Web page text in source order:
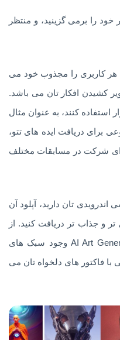
را برمی گزینید، و منتظر
کاربری را مجذوب خود می
کشیدن افکار تان می باشد.
استفاده کنند، به عنوان مثال
برای دریافت ایده های تتو،
شرکت در مسابقات مختلف
تان دارید، آپلود آن
و جذاب تر دریافت کنید. از
دیگر ویژگی های موجود در اپ AI Art Generator وجود سبک های
فاکتور های دلخواه تان می